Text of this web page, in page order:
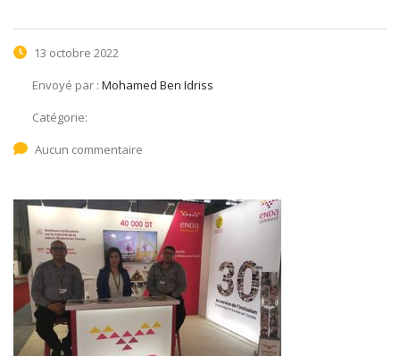
13 octobre 2022
Envoyé par : Mohamed Ben Idriss
Catégorie:
Aucun commentaire